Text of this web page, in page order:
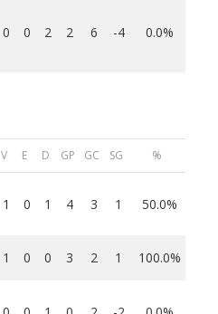
0 0 2 2 6 -4 0.0%
V E D GP GC SG %
1 0 1 4 3 1 50.0%
1 0 0 3 2 1 100.0%